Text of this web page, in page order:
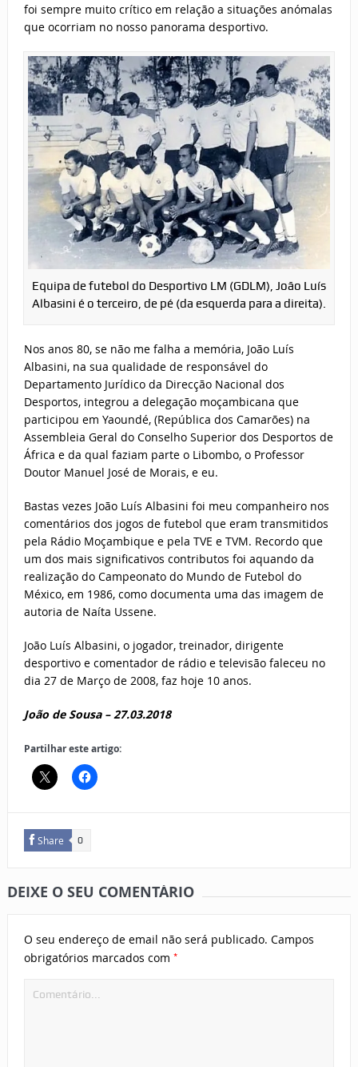
foi sempre muito crítico em relação a situações anómalas
que ocorriam no nosso panorama desportivo.
Equipa de futebol do Desportivo LM (GDLM), João Luís
Albasini é o terceiro, de pé (da esquerda para a direita).
Nos anos 80, se não me falha a memória, João Luís
Albasini, na sua qualidade de responsável do
Departamento Jurídico da Direcção Nacional dos
Desportos, integrou a delegação moçambicana que
participou em Yaoundé, (República dos Camarões) na
Assembleia Geral do Conselho Superior dos Desportos de
África e da qual faziam parte o Libombo, o Professor
Doutor Manuel José de Morais, e eu.
Bastas vezes João Luís Albasini foi meu companheiro nos
comentários dos jogos de futebol que eram transmitidos
pela Rádio Moçambique e pela TVE e TVM. Recordo que
um dos mais significativos contributos foi aquando da
realização do Campeonato do Mundo de Futebol do
México, em 1986, como documenta uma das imagem de
autoria de Naíta Ussene.
João Luís Albasini, o jogador, treinador, dirigente
desportivo e comentador de rádio e televisão faleceu no
dia 27 de Março de 2008, faz hoje 10 anos.
João de Sousa – 27.03.2018
Partilhar este artigo:
Share 0
DEIXE O SEU COMENTÁRIO
O seu endereço de email não será publicado. Campos
obrigatórios marcados com *